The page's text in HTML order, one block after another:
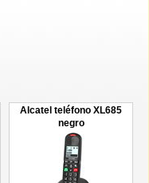
Alcatel teléfono XL685
negro